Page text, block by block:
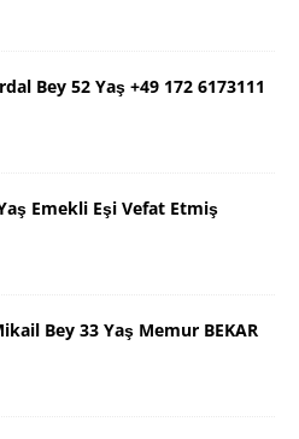
Bey 52 Yaş +49 172 6173111
Emekli Eşi Vefat Etmiş
Bey 33 Yaş Memur BEKAR